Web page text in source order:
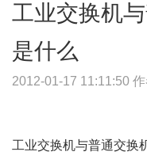
工业交换机
是什么
2012-01-17 11:11:50
工业交换机与普通交换